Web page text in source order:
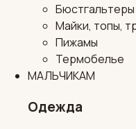
Бюстгальтеры
Майки, топы,
Пижамы
Термобелье
МАЛЬЧИКАМ
Одежда